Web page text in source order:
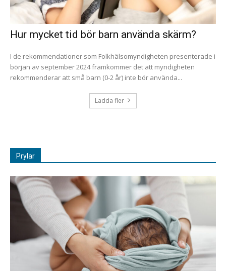
Hur mycket tid bör barn använda skärm?
I de rekommendationer som Folkhälsomyndigheten presenterade i
början av september 2024 framkommer det att myndigheten
rekommenderar att små barn (0-2 år) inte bör använda...
Ladda fler
Prylar